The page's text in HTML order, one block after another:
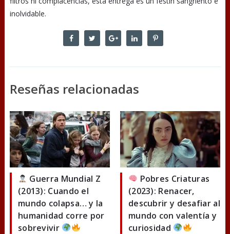
inolvidable.
Reseñas relacionadas
Guerra Mundial Z
(2013): Cuando el
mundo colapsa… y la
humanidad corre por
sobrevivir
Pobres Criaturas
(2023): Renacer,
descubrir y desafiar al
mundo con valentía y
curiosidad